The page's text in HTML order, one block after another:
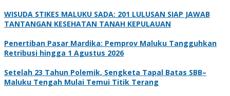
WISUDA STIKES MALUKU SADA: 201 LULUSAN SIAP JAWAB
TANTANGAN KESEHATAN TANAH KEPULAUAN
Penertiban Pasar Mardika: Pemprov Maluku Tangguhkan
Retribusi hingga 1 Agustus 2026
Setelah 23 Tahun Polemik, Sengketa Tapal Batas SBB–
Maluku Tengah Mulai Temui Titik Terang